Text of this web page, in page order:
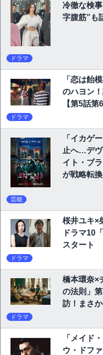
冷徹な検
字腹筋”も
ドラマ
「恋は飴
のハヨン
【第5話第
ドラマ
「イカゲ
止へ…デ
イト・ブ
が戦略転換
芸能
桜井ユキ×
ドラマ10
スタート
ドラマ
橋本環奈×
の法則」
訪！まさ
ドラマ
「メイド
ウ・ドフ